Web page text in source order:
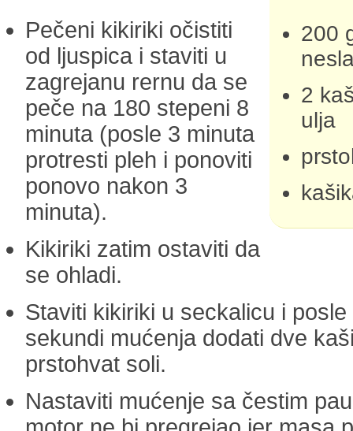
200
2
ulja
Pečeni kikiriki očistiti
od ljuspica i staviti u
zagrejanu rernu da se
peče na 180 stepeni 8
minuta (posle 3 minuta
protresti pleh i ponoviti
ponovo nakon 3
minuta).
Kikiriki zatim ostaviti da
se ohladi.
Staviti kikiriki u seckalicu i
sekundi mućenja dodati dve
prstohvat soli.
Nastaviti mućenje sa čestim